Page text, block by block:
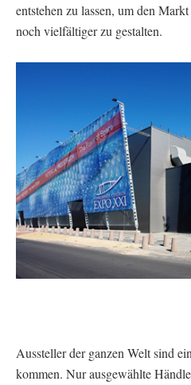
entstehen zu lassen, um den
noch vielfältiger zu gestalten.
Aussteller der ganzen Welt sind
kommen. Nur ausgewählte